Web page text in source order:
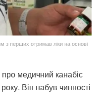
перших отримав ліки на основі
медичний канабіс
Він набув чинності